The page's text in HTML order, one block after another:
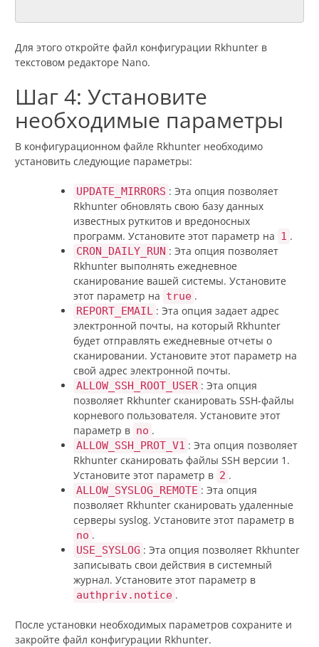
Для этого откройте файл конфигурации Rkhunter в
текстовом редакторе Nano.
Шаг 4: Установите
необходимые параметры
В конфигурационном файле Rkhunter необходимо
установить следующие параметры:
UPDATE_MIRRORS : Эта опция позволяет
Rkhunter обновлять свою базу данных
известных руткитов и вредоносных
программ. Установите этот параметр на 1 .
CRON_DAILY_RUN : Эта опция позволяет
Rkhunter выполнять ежедневное
сканирование вашей системы. Установите
этот параметр на true .
REPORT_EMAIL : Эта опция задает адрес
электронной почты, на который Rkhunter
будет отправлять ежедневные отчеты о
сканировании. Установите этот параметр на
свой адрес электронной почты.
ALLOW_SSH_ROOT_USER : Эта опция
позволяет Rkhunter сканировать SSH-файлы
корневого пользователя. Установите этот
параметр в no .
ALLOW_SSH_PROT_V1 : Эта опция позволяет
Rkhunter сканировать файлы SSH версии 1.
Установите этот параметр в 2 .
ALLOW_SYSLOG_REMOTE : Эта опция
позволяет Rkhunter сканировать удаленные
серверы syslog. Установите этот параметр в
no .
USE_SYSLOG : Эта опция позволяет Rkhunter
записывать свои действия в системный
журнал. Установите этот параметр в
authpriv.notice .
После установки необходимых параметров сохраните и
закройте файл конфигурации Rkhunter.